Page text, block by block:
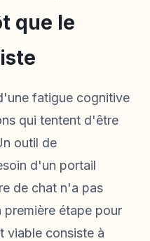
que le
fatigue cognitive
qui tentent d'être
outil de
d'un portail
de chat n'a pas
étape pour
viable consiste à